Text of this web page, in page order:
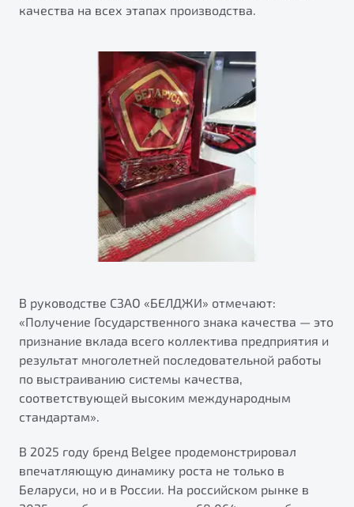
Универсальный кроссовер
от 2 499 990 ₽*
В наличии
Клиентская поддержка
качества на всех этапах производства.
В руководстве СЗАО «БЕЛДЖИ» отмечают:
«Получение Государственного знака качества — это
признание вклада всего коллектива предприятия и
результат многолетней последовательной работы
по выстраиванию системы качества,
соответствующей высоким международным
стандартам».
В 2025 году бренд Belgee продемонстрировал
впечатляющую динамику роста не только в
Беларуси, но и в России. На российском рынке в